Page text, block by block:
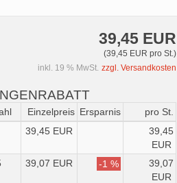
39,45 EUR
(39,45 EUR pro St.)
inkl. 19 % MwSt. zzgl. Versandkosten
Einzelpreis Ersparnis
pro St.
39,45 EUR
39,45
EUR
39,07 EUR -1 %
39,07
EUR